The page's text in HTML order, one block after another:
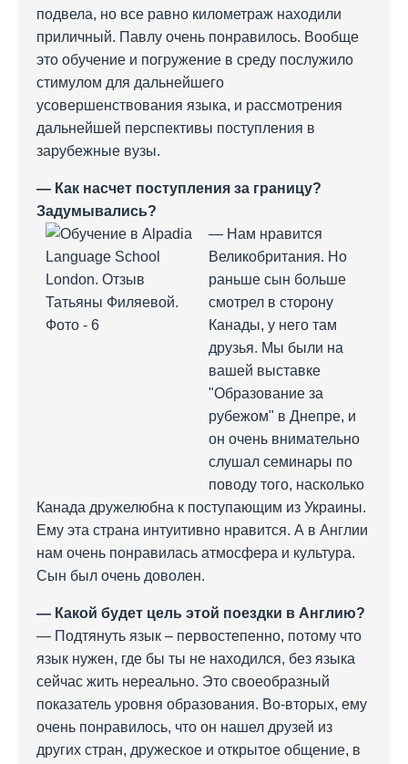
подвела, но все равно километраж находили
приличный. Павлу очень понравилось. Вообще
это обучение и погружение в среду послужило
стимулом для дальнейшего
усовершенствования языка, и рассмотрения
дальнейшей перспективы поступления в
зарубежные вузы.
— Как насчет поступления за границу?
Задумывались?
— Нам нравится
Великобритания. Но
раньше сын больше
смотрел в сторону
Канады, у него там
друзья. Мы были на
вашей выставке
"Образование за
рубежом" в Днепре, и
он очень внимательно
слушал семинары по
поводу того, насколько
Канада дружелюбна к поступающим из Украины.
Ему эта страна интуитивно нравится. А в Англии
нам очень понравилась атмосфера и культура.
Сын был очень доволен.
— Какой будет цель этой поездки в Англию?
— Подтянуть язык – первостепенно, потому что
язык нужен, где бы ты не находился, без языка
сейчас жить нереально. Это своеобразный
показатель уровня образования. Во-вторых, ему
очень понравилось, что он нашел друзей из
других стран, дружеское и открытое общение, в